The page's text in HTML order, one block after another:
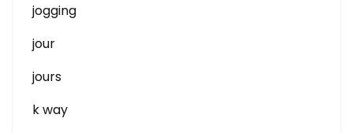
jogging
jour
jours
k way